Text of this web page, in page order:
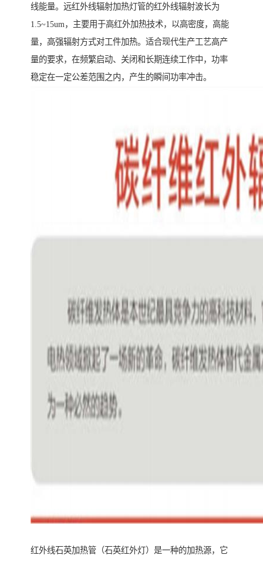
线能量。远红外线辐射加热灯管的红外线辐射波长为
1.5~15um，主要用于高红外加热技术，以高密度，高能
量，高强辐射方式对工件加热。适合现代生产工艺高产
量的要求，在频繁启动、关闭和长期连续工作中，功率
稳定在一定公差范围之内，产生的瞬间功率冲击。
红外线石英加热管（石英红外灯）是一种的加热源，它